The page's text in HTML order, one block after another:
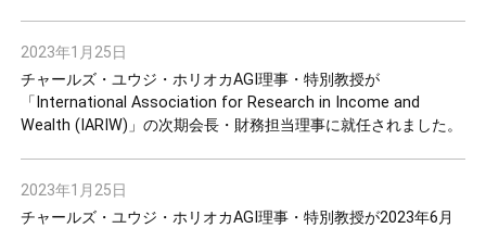
2023年1月25日
チャールズ・ユウジ・ホリオカAGI理事・特別教授が
「International Association for Research in Income and
Wealth (IARIW)」の次期会長・財務担当理事に就任されました。
2023年1月25日
チャールズ・ユウジ・ホリオカAGI理事・特別教授が2023年6月